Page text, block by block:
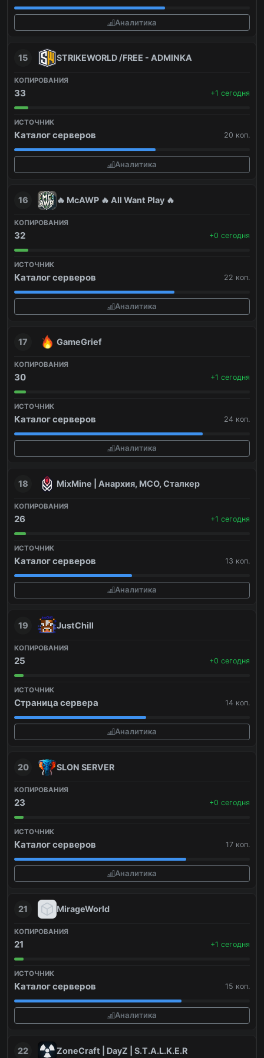
Аналитика
15 STRIKEWORLD /FREE - ADMINKA
33 +1 сегодня
Каталог серверов 20 коп.
Аналитика
16 🔥 McAWP 🔥 All Want Play 🔥
32 +0 сегодня
Каталог серверов 22 коп.
Аналитика
17 GameGrief
30 +1 сегодня
Каталог серверов 24 коп.
Аналитика
18 MixMine | Анархия, МСО, Сталкер
26 +1 сегодня
Каталог серверов 13 коп.
Аналитика
19 JustChill
25 +0 сегодня
Страница сервера 14 коп.
Аналитика
20 SLON SERVER
23 +0 сегодня
Каталог серверов 17 коп.
Аналитика
21 MirageWorld
21 +1 сегодня
Каталог серверов 15 коп.
Аналитика
22 ZoneCraft | DayZ | S.T.A.L.K.E.R